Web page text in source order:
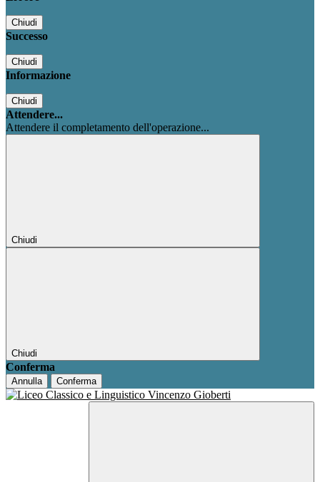
Chiudi
Successo
Chiudi
Informazione
Chiudi
Attendere...
Attendere il completamento dell'operazione...
Chiudi
Chiudi
Conferma
Annulla Conferma